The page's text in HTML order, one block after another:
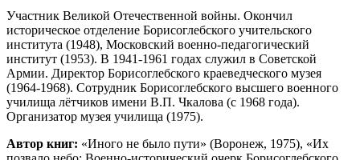
Участник Великой Отечественной войны. Окончил
историческое отделение Борисоглебского учительского
института (1948), Московский военно-педагогический
институт (1953). В 1941-1961 годах служил в Советской
Армии. Директор Борисоглебского краеведческого музея
(1964-1968). Сотрудник Борисоглебского высшего военного
училища лётчиков имени В.П. Чкалова (с 1968 года).
Организатор музея училища (1975).
Автор книг: «Иного не было пути» (Воронеж, 1975), «Их